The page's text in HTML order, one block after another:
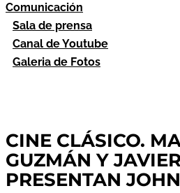
Comunicación
Sala de prensa
Canal de Youtube
Galeria de Fotos
CINE CLÁSICO.
GUZMÁN Y
PRESENTAN